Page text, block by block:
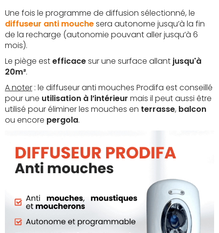
Une fois le programme de diffusion sélectionné, le
diffuseur anti mouchesera autonome jusqu’à la fin
de la recharge (autonomie pouvant aller jusqu’à 6
mois).
Le piège estefficacesur une surface allant jusqu'à
20m².
A noter : le diffuseur anti mouches Prodifa est conseillé
pour une utilisation à l’intérieur mais il peut aussi être
utilisé pour éliminer les mouches en terrasse, balcon
ou encore pergola.